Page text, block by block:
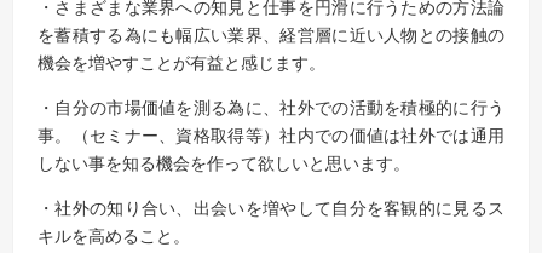
・さまざまな業界への知見と仕事を円滑に行うための方法論
を蓄積する為にも幅広い業界、経営層に近い人物との接触の
機会を増やすことが有益と感じます。
・自分の市場価値を測る為に、社外での活動を積極的に行う
事。（セミナー、資格取得等）社内での価値は社外では通用
しない事を知る機会を作って欲しいと思います。
・社外の知り合い、出会いを増やして自分を客観的に見るス
キルを高めること。